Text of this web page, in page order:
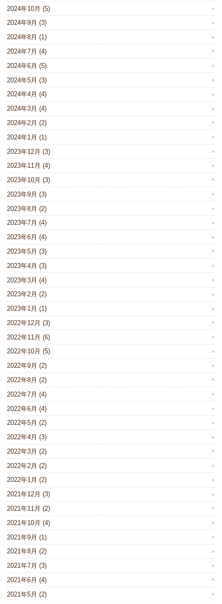
2024年10月 (5)
2024年9月 (3)
2024年8月 (1)
2024年7月 (4)
2024年6月 (5)
2024年5月 (3)
2024年4月 (4)
2024年3月 (4)
2024年2月 (2)
2024年1月 (1)
2023年12月 (3)
2023年11月 (4)
2023年10月 (3)
2023年9月 (3)
2023年8月 (2)
2023年7月 (4)
2023年6月 (4)
2023年5月 (3)
2023年4月 (3)
2023年3月 (4)
2023年2月 (2)
2023年1月 (1)
2022年12月 (3)
2022年11月 (6)
2022年10月 (5)
2022年9月 (2)
2022年8月 (2)
2022年7月 (4)
2022年6月 (4)
2022年5月 (2)
2022年4月 (3)
2022年3月 (2)
2022年2月 (2)
2022年1月 (2)
2021年12月 (3)
2021年11月 (2)
2021年10月 (4)
2021年9月 (1)
2021年8月 (2)
2021年7月 (3)
2021年6月 (4)
2021年5月 (2)